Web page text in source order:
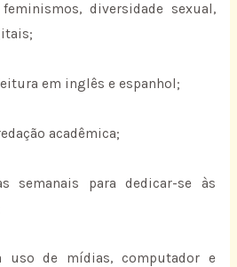
diversidade sexual,
em inglês e espanhol;
acadêmica;
semanais para dedicar-se às
uso de mídias, computador e